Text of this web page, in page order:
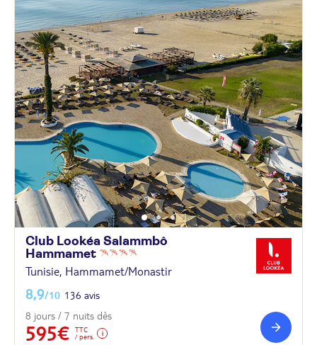
Club Lookéa Salammbô
Hammamet
Tunisie, Hammamet/Monastir
8,9/10 136 avis
8 jours / 7 nuits dès
595€
TTC
/ pers.